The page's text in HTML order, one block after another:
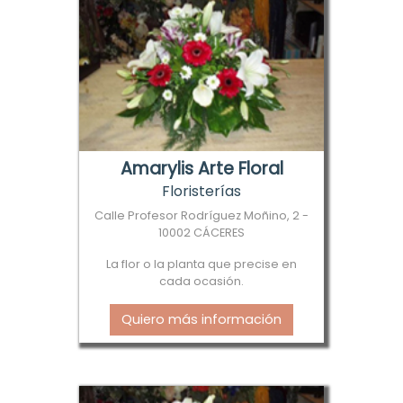
Amarylis Arte Floral
Floristerías
Calle Profesor Rodríguez Moñino, 2 -
10002 CÁCERES
La flor o la planta que precise en
cada ocasión.
Quiero más información